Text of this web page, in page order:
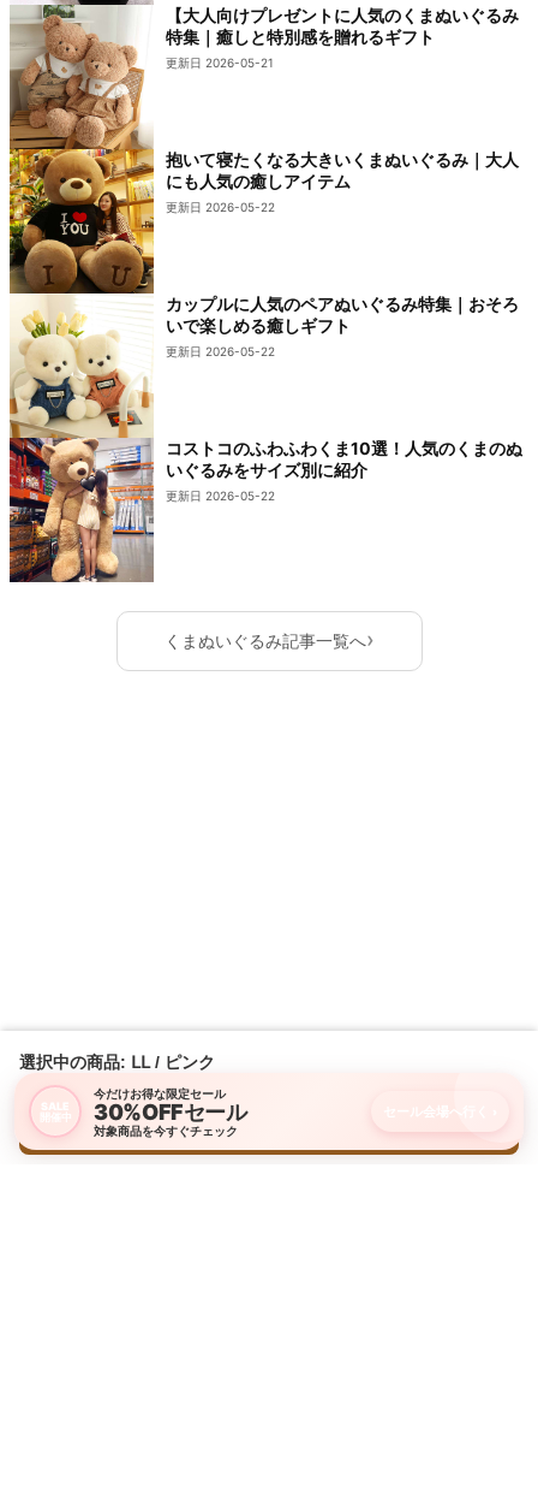
SALE
開催中
今だけお得な限定セール
30%OFFセール
対象商品を今すぐチェック
セール会場へ行く
選択中の商品: ⅬⅬ / ピンク
購入画面に進む
【大人向けプレゼントに人気のくまぬいぐるみ
特集｜癒しと特別感を贈れるギフト
更新日 2026-05-21
抱いて寝たくなる大きいくまぬいぐるみ｜大人
にも人気の癒しアイテム
更新日 2026-05-22
カップルに人気のペアぬいぐるみ特集｜おそろ
いで楽しめる癒しギフト
更新日 2026-05-22
コストコのふわふわくま10選！人気のくまのぬ
いぐるみをサイズ別に紹介
更新日 2026-05-22
くまぬいぐるみ記事一覧へ›